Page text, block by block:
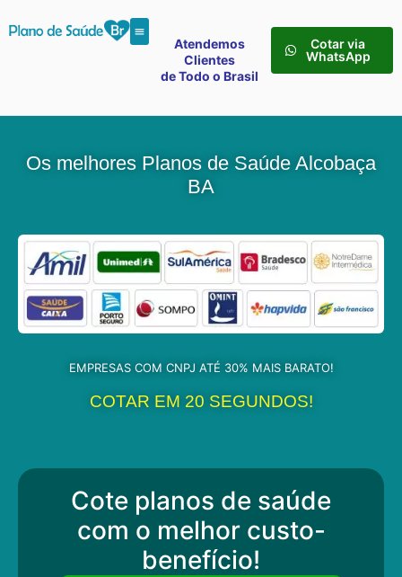
Atendemos
Clientes
de Todo o Brasil
Cotar via
WhatsApp
Os melhores Planos de Saúde Alcobaça
BA
EMPRESAS COM CNPJ ATÉ 30% MAIS BARATO!
COTAR EM 20 SEGUNDOS!​
Cote planos de saúde
com o melhor custo-
benefício!